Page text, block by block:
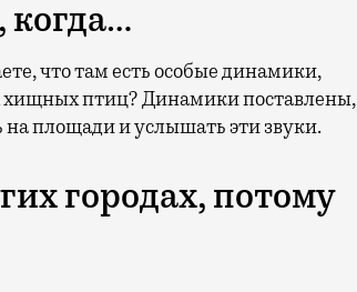
когда…
что там есть особые динамики,
хищных птиц? Динамики поставлены,
площади и услышать эти звуки.
городах, потому